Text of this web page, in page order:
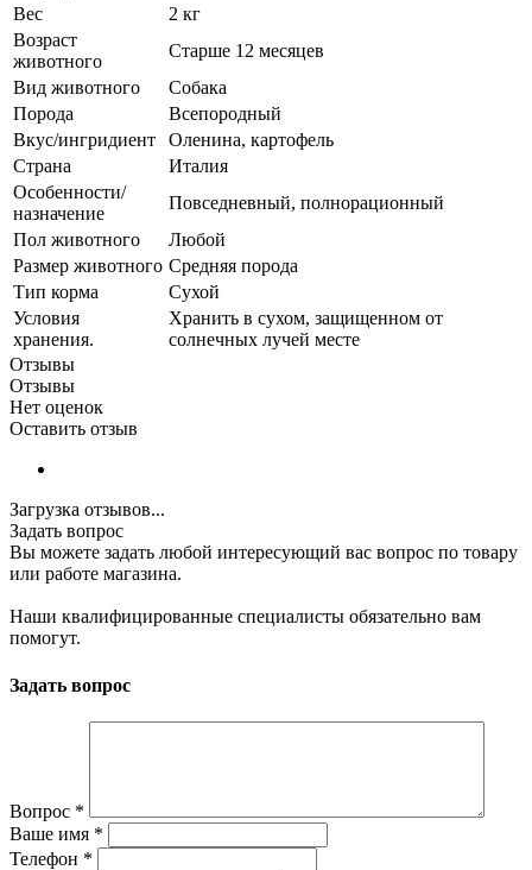
Вес
2 кг
Возраст
животного
Старше 12 месяцев
Вид животного
Собака
Порода
Всепородный
Вкус/ингридиент
Оленина, картофель
Страна
Италия
Особенности/
назначение
Повседневный, полнорационный
Пол животного
Любой
Размер животного Средняя порода
Тип корма
Сухой
Условия
хранения.
Хранить в сухом, защищенном от
солнечных лучей месте
Отзывы
Отзывы
Нет оценок
Оставить отзыв
Загрузка отзывов...
Задать вопрос
Вы можете задать любой интересующий вас вопрос по товару
или работе магазина.
Наши квалифицированные специалисты обязательно вам
помогут.
Задать вопрос
Вопрос *
Ваше имя *
Телефон *